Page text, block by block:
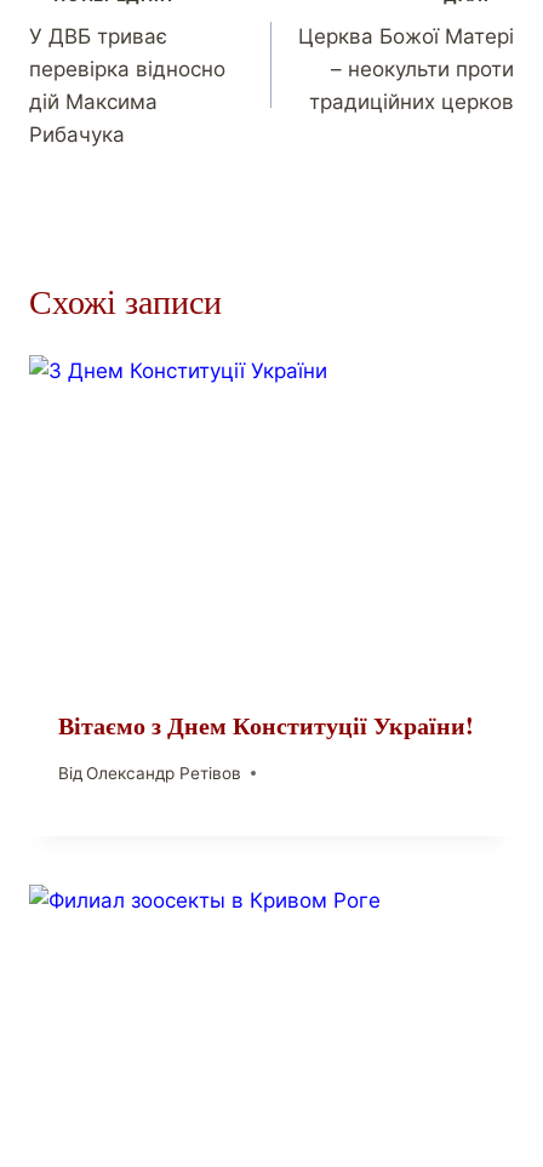
У ДВБ триває
перевірка відносно
дій Максима
Рибачука
Церква Божої Матері
– неокульти проти
традиційних церков
Схожі записи
Вітаємо з Днем Конституції України!
Від Олександр Ретівов